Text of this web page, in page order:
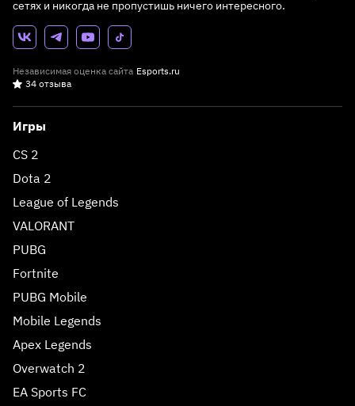
сетях и никогда не пропустишь ничего интересного.
Независимая оценка сайта Esports.ru
34 отзыва
Игры
CS 2
Dota 2
League of Legends
VALORANT
PUBG
Fortnite
PUBG Mobile
Mobile Legends
Apex Legends
Overwatch 2
EA Sports FC